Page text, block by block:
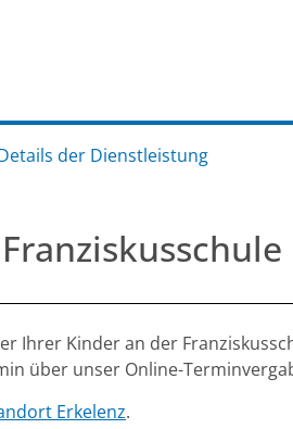
der Dienstleistung
Ihrer Kinder an der
über unser Online-
Erkelenz.